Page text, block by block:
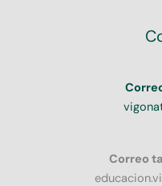
Correo